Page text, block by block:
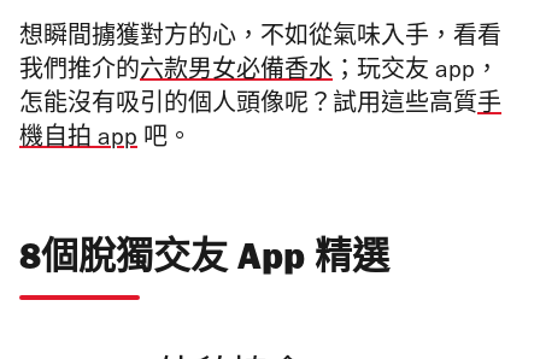
想瞬間擄獲對方的心，不如從氣味入手，看看
我們推介的六款男女必備香水 ；玩交友 app，
怎能沒有吸引的個人頭像呢？試用這些高質手
機自拍 app 吧。
8個脫獨交友 App 精選